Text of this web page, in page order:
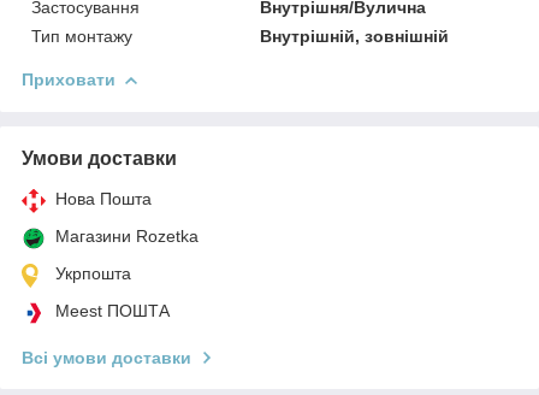
Застосування
Внутрішня/Вулична
Тип монтажу
Внутрішній, зовнішній
Приховати
Умови доставки
Нова Пошта
Магазини Rozetka
Укрпошта
Meest ПОШТА
Всі умови доставки